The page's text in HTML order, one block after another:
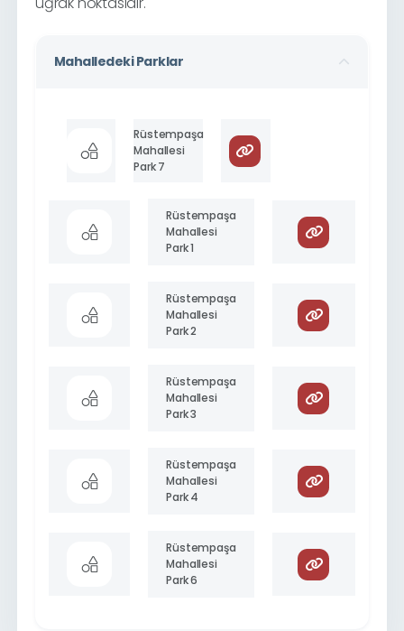
Mahalledeki Parklar
Rüstempaşa
Mahallesi
Park 7
Rüstempaşa
Mahallesi
Park 1
Rüstempaşa
Mahallesi
Park 2
Rüstempaşa
Mahallesi
Park 3
Rüstempaşa
Mahallesi
Park 4
Rüstempaşa
Mahallesi
Park 6